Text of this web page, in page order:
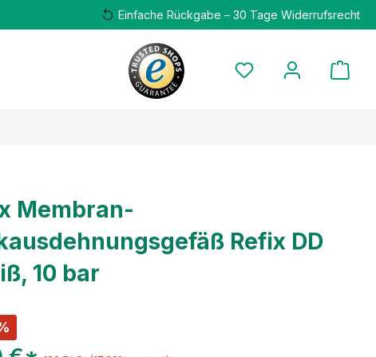
Einfache Rückgabe – 30 Tage Widerrufsrecht
Membran-
Refix DD
10 bar